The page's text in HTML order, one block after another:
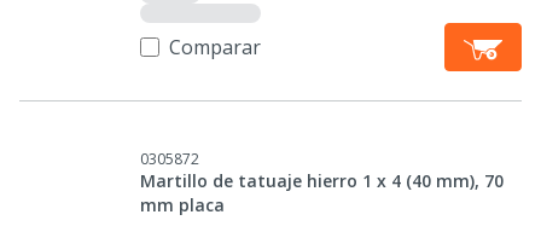
Comparar
0305872
Martillo de tatuaje hierro 1 x 4 (40 mm), 70
mm placa